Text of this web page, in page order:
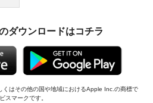
ダウンロードはコチラ
はその他の国や地域におけるApple Inc.の商標で
スマークです。